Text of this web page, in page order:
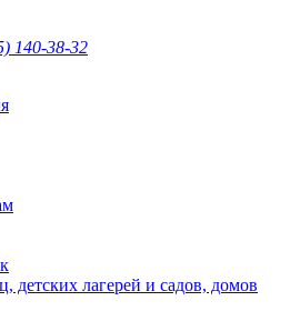
140-38-32
детских лагерей и садов, домов